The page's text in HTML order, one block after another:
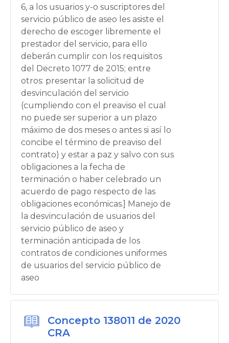
6, a los usuarios y-o suscriptores del
servicio público de aseo les asiste el
derecho de escoger libremente el
prestador del servicio, para ello
deberán cumplir con los requisitos
del Decreto 1077 de 2015; entre
otros: presentar la solicitud de
desvinculación del servicio
(cumpliendo con el preaviso el cual
no puede ser superior a un plazo
máximo de dos meses o antes si así lo
concibe el término de preaviso del
contrato) y estar a paz y salvo con sus
obligaciones a la fecha de
terminación o haber celebrado un
acuerdo de pago respecto de las
obligaciones económicas.] Manejo de
la desvinculación de usuarios del
servicio público de aseo y
terminación anticipada de los
contratos de condiciones uniformes
de usuarios del servicio público de
aseo
Concepto 138011 de 2020
CRA